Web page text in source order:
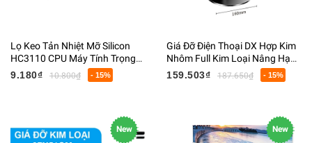
Lọ Keo Tản Nhiệt Mỡ Silicon
HC3110 CPU Máy Tính Trọng
Lượng 25G
9.180₫ 10.800₫ - 15%
Giá Đỡ Điện Thoại DX Hợp Kim
Nhôm Full Kim Loại Nâng Hạ
Cao Xoay 360 Độ Kích Thước
159.503₫ 187.650₫ - 15%
New New